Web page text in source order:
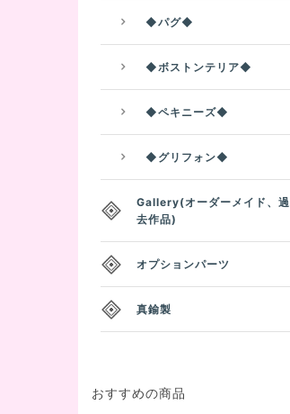
◆パグ◆
◆ボストンテリア◆
◆ペキニーズ◆
◆グリフォン◆
Gallery(オーダーメイド、過
去作品)
オプションパーツ
真鍮製
おすすめの商品